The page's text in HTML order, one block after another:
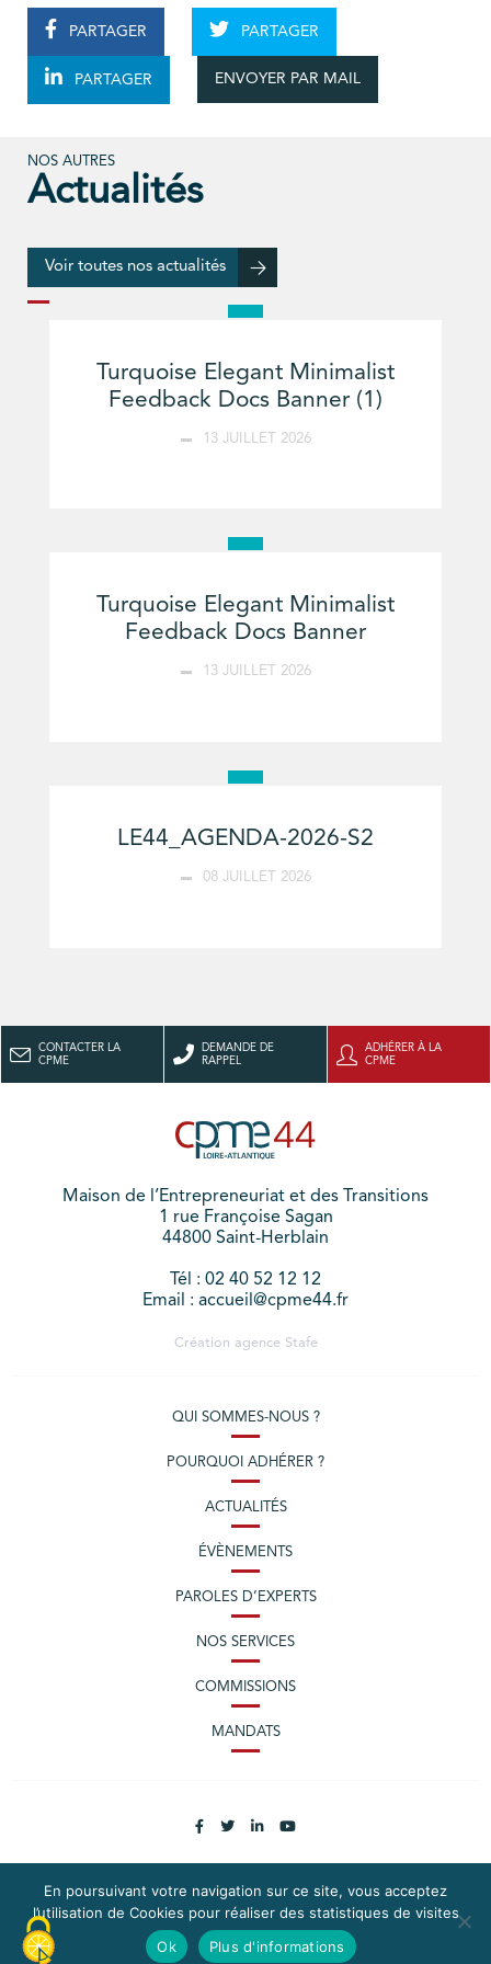
PARTAGER PARTAGER
PARTAGER ENVOYER PAR MAIL
NOS AUTRES
Actualités
Voir toutes nos actualités
Turquoise Elegant Minimalist
Feedback Docs Banner (1)
13 JUILLET 2026
Turquoise Elegant Minimalist
Feedback Docs Banner
13 JUILLET 2026
LE44_AGENDA-2026-S2
08 JUILLET 2026
CONTACTER LA
CPME
DEMANDE DE
RAPPEL
ADHÉRER À LA
CPME
Maison de l’Entrepreneuriat et des Transitions
1 rue Françoise Sagan
44800 Saint-Herblain
Tél : 02 40 52 12 12
Email : accueil@cpme44.fr
Création agence Stafe
QUI SOMMES-NOUS ?
POURQUOI ADHÉRER ?
ACTUALITÉS
ÉVÈNEMENTS
PAROLES D’EXPERTS
NOS SERVICES
COMMISSIONS
MANDATS
PLAN DU SITE
MENTIONS LÉGALES
CONTACTEZ LA CPME LOIRE-ATLANTIQUE
En poursuivant votre navigation sur ce site, vous acceptez
l’utilisation de Cookies pour réaliser des statistiques de visites
Ok
Plus d'informations